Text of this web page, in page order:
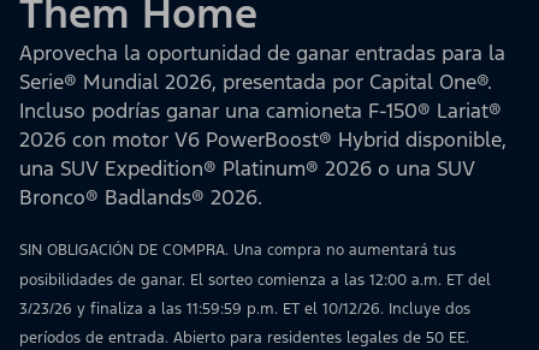
Them Home
Aprovecha la oportunidad de ganar entradas para la
Serie® Mundial 2026, presentada por Capital One®.
Incluso podrías ganar una camioneta F-150® Lariat®
2026 con motor V6 PowerBoost® Hybrid disponible,
una SUV Expedition® Platinum® 2026 o una SUV
Bronco® Badlands® 2026.
SIN OBLIGACIÓN DE COMPRA. Una compra no aumentará tus
posibilidades de ganar. El sorteo comienza a las 12:00 a.m. ET del
3/23/26 y finaliza a las 11:59:59 p.m. ET el 10/12/26. Incluye dos
períodos de entrada. Abierto para residentes legales de 50 EE.